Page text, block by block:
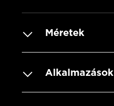
Méretek
Alkalmazások